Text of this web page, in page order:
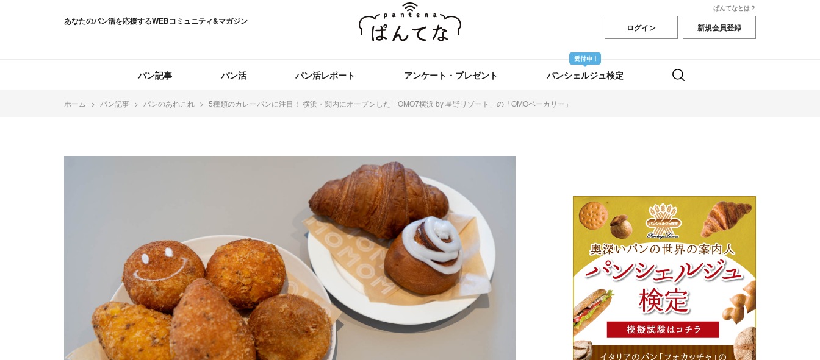
あなたのパン活を応援するWEBコミュニティ&マガジン
ぱんてなとは？
ログイン 新規会員登録
パン記事 パン活 パン活レポート アンケート・プレゼント パンシェルジュ検定
ホーム パン記事 パンのあれこれ 5種類のカレーパンに注目！ 横浜・関内にオープンした「OMO7横浜 by 星野リゾート」の「OMOベーカリー」